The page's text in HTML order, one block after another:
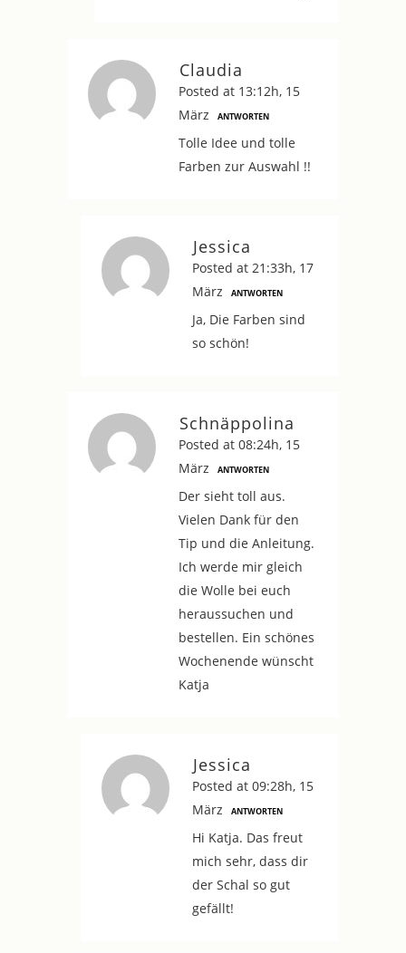
Claudia
Posted at 13:12h, 15
März
ANTWORTEN
Tolle Idee und tolle
Farben zur Auswahl !!
Jessica
Posted at 21:33h, 17
März
ANTWORTEN
Ja, Die Farben sind
so schön!
Schnäppolina
Posted at 08:24h, 15
März
ANTWORTEN
Der sieht toll aus.
Vielen Dank für den
Tip und die Anleitung.
Ich werde mir gleich
die Wolle bei euch
heraussuchen und
bestellen. Ein schönes
Wochenende wünscht
Katja
Jessica
Posted at 09:28h, 15
März
ANTWORTEN
Hi Katja. Das freut
mich sehr, dass dir
der Schal so gut
gefällt!